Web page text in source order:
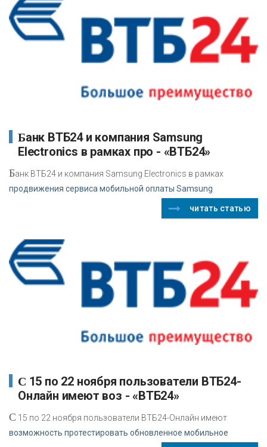
Банк ВТБ24 и компания Samsung
Electronics в рамках про - «ВТБ24»
Банк ВТБ24 и компания Samsung Electronics в рамках
продвижения сервиса мобильной оплаты Samsung
читать статью
С 15 по 22 ноября пользователи ВТБ24-
Онлайн имеют воз - «ВТБ24»
С 15 по 22 ноября пользователи ВТБ24-Онлайн имеют
возможность протестировать обновленное мобильное